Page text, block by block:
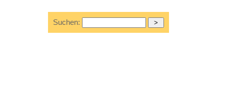
Suchen: